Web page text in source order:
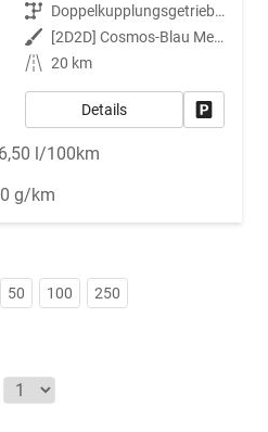
Getriebe
Doppelkupplungsgetriebe (DSG)
Außenfarbe
[2D2D] Cosmos-Blau Metallic
Kilometerstand 20 km
Details
6,50 l/100km
g/km
50 100 250